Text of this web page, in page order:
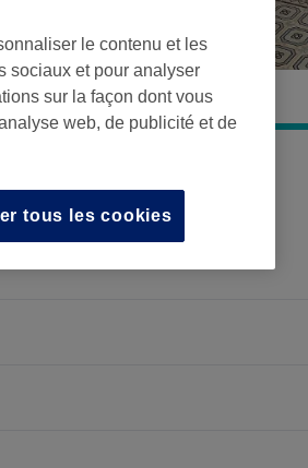
le contenu et les
sociaux et pour analyser
sur la façon dont vous
web, de publicité et de
tous les cookies